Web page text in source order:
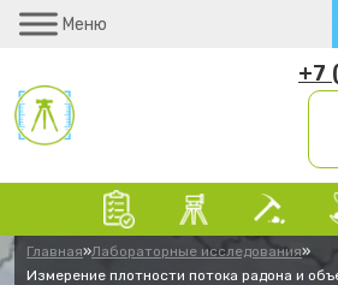
Меню
+7
Главная»Лабораторные исследования»
Измерение плотности потока радона и